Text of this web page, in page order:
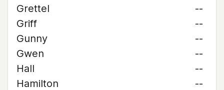
Grettel
--
Griff
--
Gunny
--
Gwen
--
Hall
--
Hamilton
--